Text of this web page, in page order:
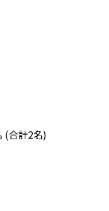
(合計2名)